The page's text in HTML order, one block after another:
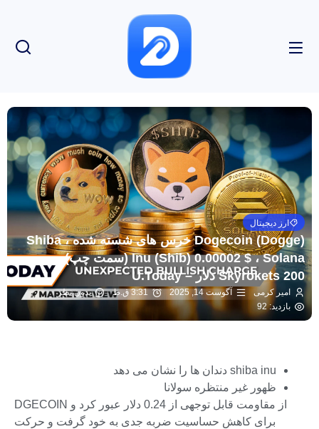
ارز دیجیتال
Dogecoin (Dogge) خرس های شسته شده ، Shiba
Inu (Shib) 0.00002 $ ، Solana (سمت چپ) به
Skyrokets 200 دلار – U.Today
امیر کرمی آگوست 14, 2025 3:31 ق.ظ
بدون نظر
بازدید: 92
shiba inu دندان ها را نشان می دهد
ظهور غیر منتظره سولانا
DGECOIN از مقاومت قابل توجهی از 0.24 دلار عبور کرد و
برای کاهش حساسیت ضربه جدی به خود گرفت و حرکت